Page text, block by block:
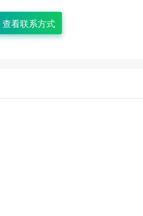
查看联系方式